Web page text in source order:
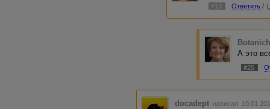
#13 Ответить /
А это
#25
docadept написал